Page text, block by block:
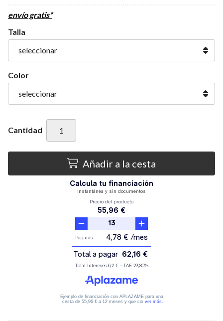
envío gratis*
Talla
Color
Cantidad
Añadir a la cesta